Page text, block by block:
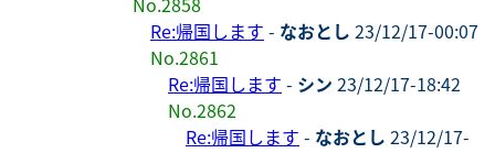
Re:帰国します - なおとし 23/12/17-00:07
No.2861
Re:帰国します - シン 23/12/17-18:42
No.2862
Re:帰国します - なおとし 23/12/17-